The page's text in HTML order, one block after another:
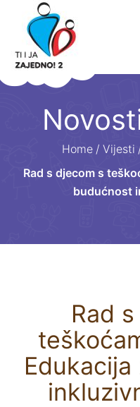
Home / Vijesti
Rad s djecom s
budućnost
Rad